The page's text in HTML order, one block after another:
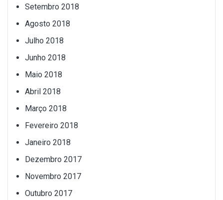
Setembro 2018
Agosto 2018
Julho 2018
Junho 2018
Maio 2018
Abril 2018
Março 2018
Fevereiro 2018
Janeiro 2018
Dezembro 2017
Novembro 2017
Outubro 2017